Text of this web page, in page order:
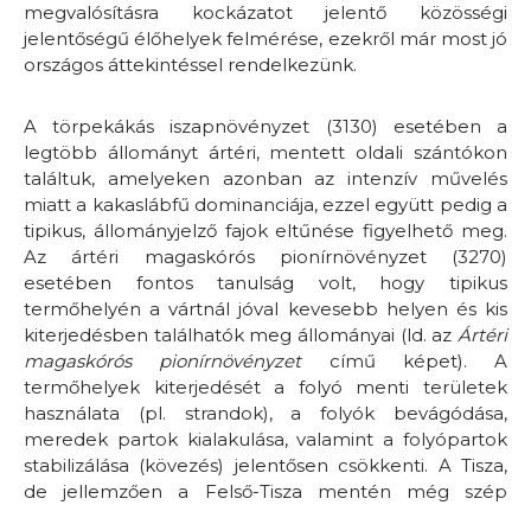
megvalósításra kockázatot jelentő közösségi
jelentőségű élőhelyek felmérése, ezekről már most jó
országos áttekintéssel rendelkezünk.
A törpekákás iszapnövényzet (3130) esetében a
legtöbb állományt ártéri, mentett oldali szántókon
találtuk, amelyeken azonban az intenzív művelés
miatt a kakaslábfű dominanciája, ezzel együtt pedig a
tipikus, állományjelző fajok eltűnése figyelhető meg.
Az ártéri magaskórós pionírnövényzet (3270)
esetében fontos tanulság volt, hogy tipikus
termőhelyén a vártnál jóval kevesebb helyen és kis
kiterjedésben találhatók meg állományai (ld. az Ártéri
magaskórós pionírnövényzetcímű képet). A
termőhelyek kiterjedését a folyó menti területek
használata (pl. strandok), a folyók bevágódása,
meredek partok kialakulása, valamint a folyópartok
stabilizálása (kövezés) jelentősen csökkenti. A Tisza,
de jellemzően a Felső-Tisza mentén még szép